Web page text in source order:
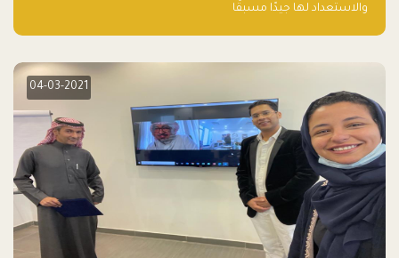
والاستعداد لها جيدًا مسبقًا
04-03-2021